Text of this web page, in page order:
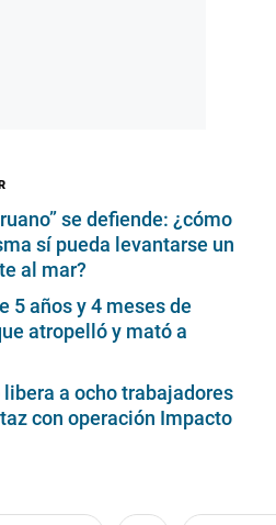
se defiende: ¿cómo
sí pueda levantarse un
al mar?
5 años y 4 meses de
atropelló y mató a
a ocho trabajadores
con operación Impacto